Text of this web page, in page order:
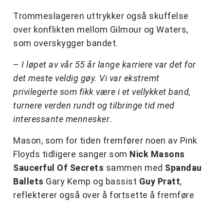
Trommeslageren uttrykker også skuffelse
over konflikten mellom Gilmour og Waters,
som overskygger bandet.
– I løpet av vår 55 år lange karriere var det for
det meste veldig gøy. Vi var ekstremt
privilegerte som fikk være i et vellykket band,
turnere verden rundt og tilbringe tid med
interessante mennesker.
Mason, som for tiden fremfører noen av Pink
Floyds tidligere sanger som Nick Masons
Saucerful Of Secrets sammen med Spandau
Ballets Gary Kemp og bassist Guy Pratt,
reflekterer også over å fortsette å fremføre